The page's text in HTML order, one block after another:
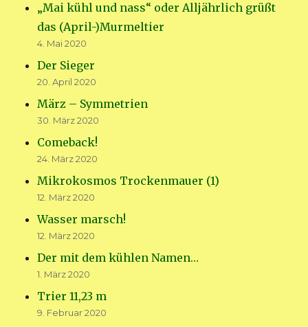
„Mai kühl und nass“ oder Alljährlich grüßt
das (April-)Murmeltier
4. Mai 2020
Der Sieger
20. April 2020
März – Symmetrien
30. März 2020
Comeback!
24. März 2020
Mikrokosmos Trockenmauer (1)
12. März 2020
Wasser marsch!
12. März 2020
Der mit dem kühlen Namen…
1. März 2020
Trier 11,23 m
9. Februar 2020